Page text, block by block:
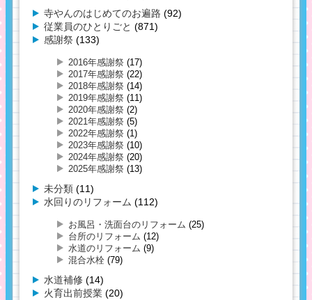
寺やんのはじめてのお遍路 (92)
従業員のひとりごと (871)
感謝祭 (133)
2016年感謝祭 (17)
2017年感謝祭 (22)
2018年感謝祭 (14)
2019年感謝祭 (11)
2020年感謝祭 (2)
2021年感謝祭 (5)
2022年感謝祭 (1)
2023年感謝祭 (10)
2024年感謝祭 (20)
2025年感謝祭 (13)
未分類 (11)
水回りのリフォーム (112)
お風呂・洗面台のリフォーム (25)
台所のリフォーム (12)
水道のリフォーム (9)
混合水栓 (79)
水道補修 (14)
火育出前授業 (20)